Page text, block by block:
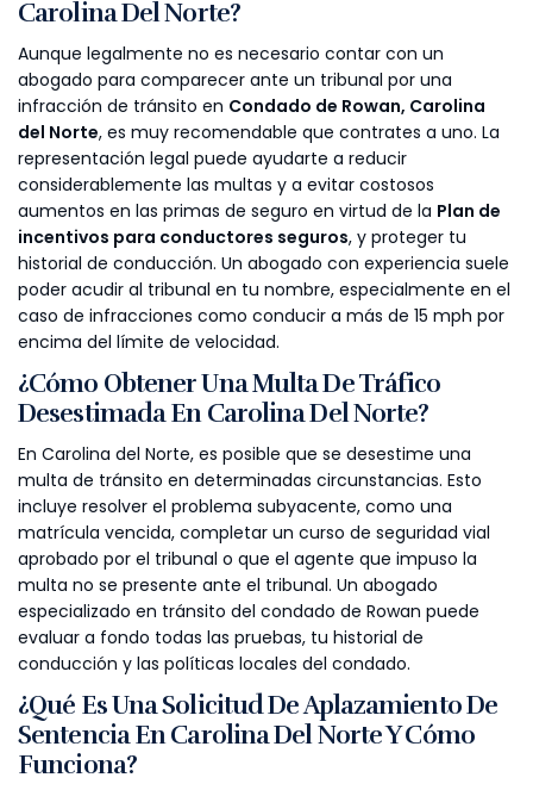
Carolina Del Norte?
Aunque legalmente no es necesario contar con un
abogado para comparecer ante un tribunal por una
infracción de tránsito en Condado de Rowan, Carolina
del Norte, es muy recomendable que contrates a uno. La
representación legal puede ayudarte a reducir
considerablemente las multas y a evitar costosos
aumentos en las primas de seguro en virtud de la Plan de
incentivos para conductores seguros, y proteger tu
historial de conducción. Un abogado con experiencia suele
poder acudir al tribunal en tu nombre, especialmente en el
caso de infracciones como conducir a más de 15 mph por
encima del límite de velocidad.
¿Cómo Obtener Una Multa De Tráfico
Desestimada En Carolina Del Norte?
En Carolina del Norte, es posible que se desestime una
multa de tránsito en determinadas circunstancias. Esto
incluye resolver el problema subyacente, como una
matrícula vencida, completar un curso de seguridad vial
aprobado por el tribunal o que el agente que impuso la
multa no se presente ante el tribunal. Un abogado
especializado en tránsito del condado de Rowan puede
evaluar a fondo todas las pruebas, tu historial de
conducción y las políticas locales del condado.
¿Qué Es Una Solicitud De Aplazamiento De
Sentencia En Carolina Del Norte Y Cómo
Funciona?